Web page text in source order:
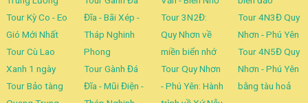
Tour Kỳ Co - Eo
Gió Mới Nhất
Tour Cù Lao
Xanh 1 ngày
Tour Bảo tàng
Đĩa - Bãi Xép -
Tháp Nghinh
Phong
Tour Gành Đá
Đĩa - Mũi Điện -
Tour 3N2Đ:
Quy Nhơn về
miền biển nhớ
Tour Quy Nhơn
- Phú Yên: Hành
Tour 4N3Đ Quy
Nhơn - Phú Yên
Tour 4N5Đ Quy
Nhơn - Phú Yên
bằng tàu hoả